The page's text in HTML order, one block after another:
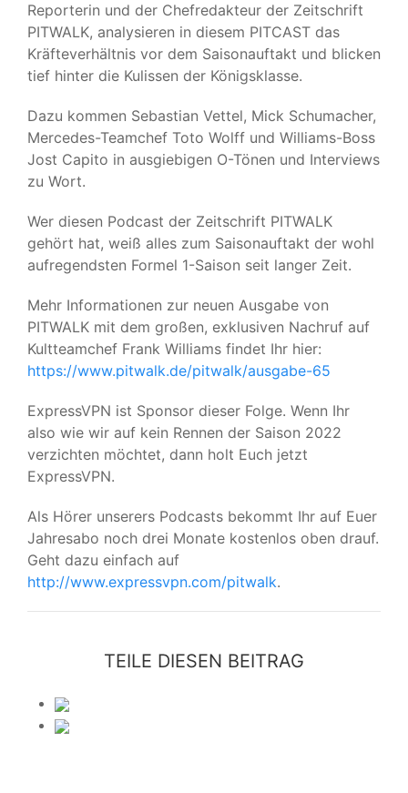
Reporterin und der Chefredakteur der Zeitschrift
PITWALK, analysieren in diesem PITCAST das
Kräfteverhältnis vor dem Saisonauftakt und blicken
tief hinter die Kulissen der Königsklasse.
Dazu kommen Sebastian Vettel, Mick Schumacher,
Mercedes-Teamchef Toto Wolff und Williams-Boss
Jost Capito in ausgiebigen O-Tönen und Interviews
zu Wort.
Wer diesen Podcast der Zeitschrift PITWALK
gehört hat, weiß alles zum Saisonauftakt der wohl
aufregendsten Formel 1-Saison seit langer Zeit.
Mehr Informationen zur neuen Ausgabe von
PITWALK mit dem großen, exklusiven Nachruf auf
Kultteamchef Frank Williams findet Ihr hier:
https://www.pitwalk.de/pitwalk/ausgabe-65
ExpressVPN ist Sponsor dieser Folge. Wenn Ihr
also wie wir auf kein Rennen der Saison 2022
verzichten möchtet, dann holt Euch jetzt
ExpressVPN.
Als Hörer unserers Podcasts bekommt Ihr auf Euer
Jahresabo noch drei Monate kostenlos oben drauf.
Geht dazu einfach auf
http://www.expressvpn.com/pitwalk.
TEILE DIESEN BEITRAG